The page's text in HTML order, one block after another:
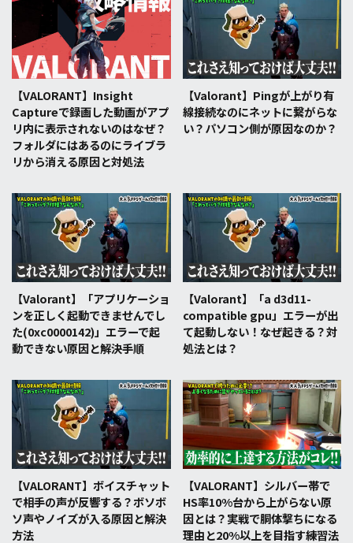
【VALORANT】Insight
Captureで録画した動画がアプ
リ内に表示されないのはなぜ？
フォルダにはあるのにライブラ
リから消える原因と対処法
【Valorant】Pingが上がり有
線接続なのにネットに繋がらな
い？パソコン側が原因なのか？
【Valorant】「アプリケーショ
ンを正しく起動できませんでし
た(0xc0000142)」エラーで起
動できない原因と解決手順
【Valorant】「a d3d11-
compatible gpu」エラーが出
て起動しない！なぜ起きる？対
処法とは？
【VALORANT】ボイスチャット
で相手の声が反響する？ボソボ
ソ声やノイズが入る原因と解決
方法
【VALORANT】シルバー帯で
HS率10%台から上がらない原
因とは？実戦で胴体撃ちになる
理由と20%以上を目指す練習法